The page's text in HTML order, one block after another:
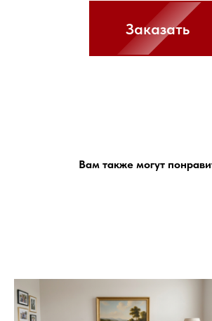
Заказать
Вам также могут